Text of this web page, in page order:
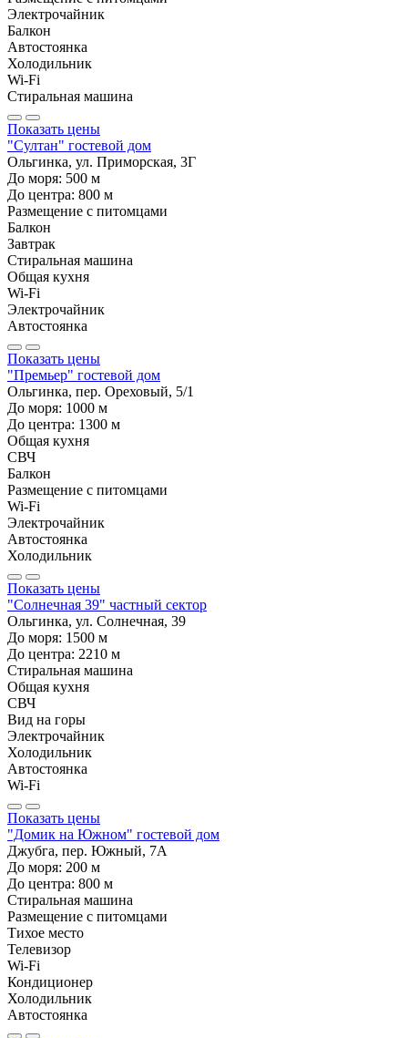
Электрочайник
Балкон
Автостоянка
Холодильник
Wi-Fi
Стиральная машина
Показать цены
"Султан" гостевой дом
Ольгинка, ул. Приморская, 3Г
До моря: 500 м
До центра: 800 м
Размещение с питомцами
Балкон
Завтрак
Стиральная машина
Общая кухня
Wi-Fi
Электрочайник
Автостоянка
Показать цены
"Премьер" гостевой дом
Ольгинка, пер. Ореховый, 5/1
До моря: 1000 м
До центра: 1300 м
Общая кухня
СВЧ
Балкон
Размещение с питомцами
Wi-Fi
Электрочайник
Автостоянка
Холодильник
Показать цены
"Солнечная 39" частный сектор
Ольгинка, ул. Солнечная, 39
До моря: 1500 м
До центра: 2210 м
Стиральная машина
Общая кухня
СВЧ
Вид на горы
Электрочайник
Холодильник
Автостоянка
Wi-Fi
Показать цены
"Домик на Южном" гостевой дом
Джубга, пер. Южный, 7А
До моря: 200 м
До центра: 800 м
Стиральная машина
Размещение с питомцами
Тихое место
Телевизор
Wi-Fi
Кондиционер
Холодильник
Автостоянка